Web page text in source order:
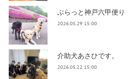
ぶらっと神戸六甲便り
2026.05.29 15:00
介助犬あさひです。
2026.05.22 15:00